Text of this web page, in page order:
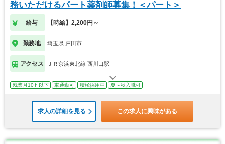
務いただけるパート薬剤師募集！＜パート＞
給与 【時給】2,200円～
勤務地 埼玉県 戸田市
アクセス ＪＲ京浜東北線 西川口駅
残業月10ｈ以下 車通勤可 積極採用中 夏～秋入職可
求人の詳細を見る この求人に興味がある